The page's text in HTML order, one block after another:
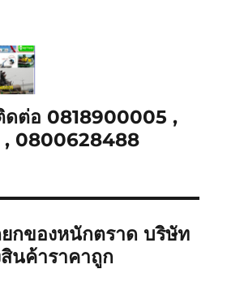
ดต่อ 0818900005 ,
, 0800628488
กของหนักตราด บริษัท
นค้าราคาถูก